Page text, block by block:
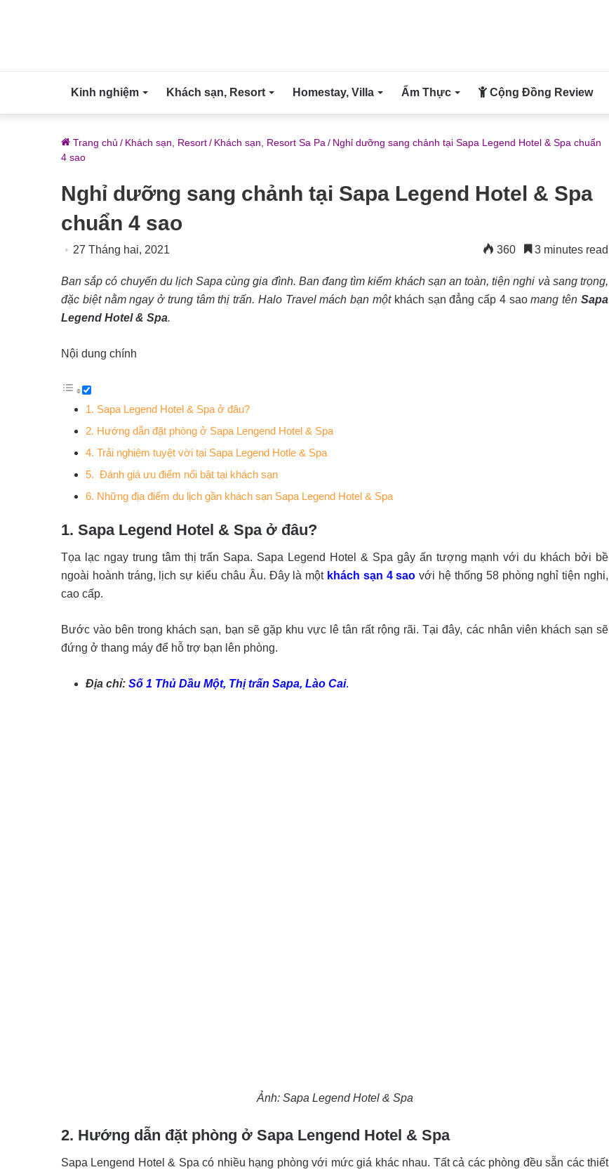
Kinh nghiệm Khách sạn, Resort Homestay, Villa Ẩm Thực Cộng Đồng Review
Trang chủ / Khách sạn, Resort/ Khách sạn, Resort Sa Pa / Nghỉ dưỡng sang chảnh tại Sapa Legend Hotel & Spa chuẩn
4 sao
Nghỉ dưỡng sang chảnh tại Sapa Legend Hotel & Spa
chuẩn 4 sao
27 Tháng hai, 2021 360 3 minutes read
Ban sắp có chuyến du lịch Sapa cùng gia đình. Ban đang tìm kiếm khách sạn an toàn, tiện nghi và sang trọng,
đặc biệt nằm ngay ở trung tâm thị trấn. Halo Travel mách bạn một khách sạn đẳng cấp 4 saomang tênSapa
Legend Hotel & Spa.
Nội dung chính
1. Sapa Legend Hotel & Spa ở đâu?
2. Hướng dẫn đặt phòng ở Sapa Lengend Hotel & Spa
4. Trải nghiệm tuyệt vời tại Sapa Legend Hotle & Spa
5. Đánh giá ưu điểm nổi bật tại khách sạn
6. Những địa điểm du lịch gần khách sạn Sapa Legend Hotel & Spa
1. Sapa Legend Hotel & Spa ở đâu?
Tọa lạc ngay trung tâm thị trấn Sapa. Sapa Legend Hotel & Spa gây ấn tượng mạnh với du khách bởi bề
ngoài hoành tráng, lịch sự kiểu châu Âu. Đây là một khách sạn 4 sao với hệ thống 58 phòng nghỉ tiện nghi,
cao cấp.
Bước vào bên trong khách sạn, bạn sẽ gặp khu vực lê tân rất rộng rãi. Tại đây, các nhân viên khách sạn sẽ
đứng ở thang máy để hỗ trợ bạn lên phòng.
Địa chỉ: Số 1 Thủ Dầu Một, Thị trấn Sapa, Lào Cai.
Ảnh: Sapa Legend Hotel & Spa
2. Hướng dẫn đặt phòng ở Sapa Lengend Hotel & Spa
Sapa Lengend Hotel & Spa có nhiều hạng phòng với mức giá khác nhau. Tất cả các phòng đều sẵn các thiết